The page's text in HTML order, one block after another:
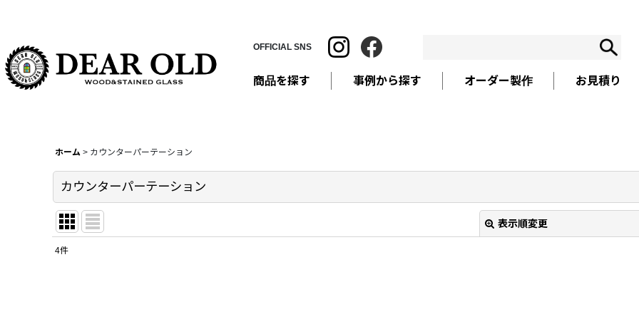
商品を探す 事例から探す オーダー製作 お見積り
OFFICIAL SNS
ホーム > カウンターパーテーション
カウンターパーテーション
表示順変更
4件